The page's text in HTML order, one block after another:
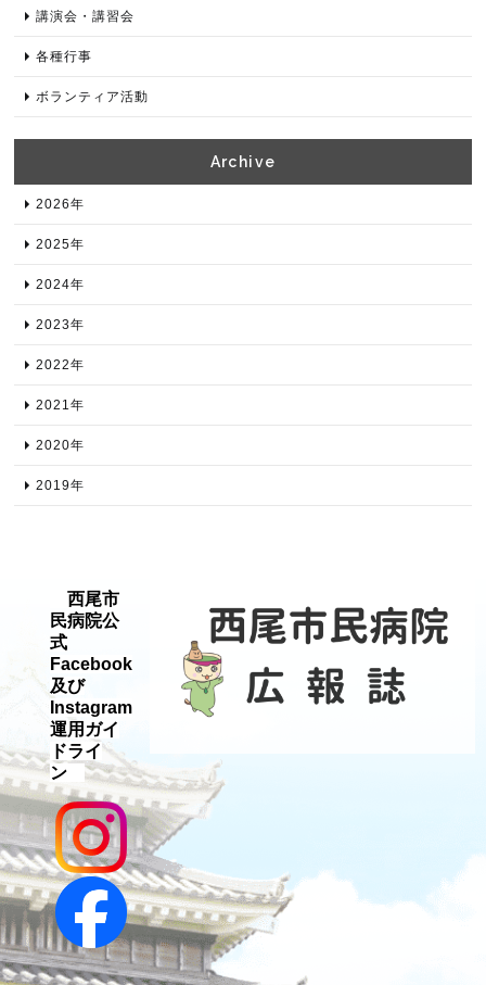
講演会・講習会
各種⾏事
ボランティア活動
Archive​
2026年​
2025年​
2024年​
2023年​
2022年​
2021年​
2020年​
2019年​
西尾市
民病院公
式
Facebook
及び
Instagram
運用ガイ
ドライ
ン